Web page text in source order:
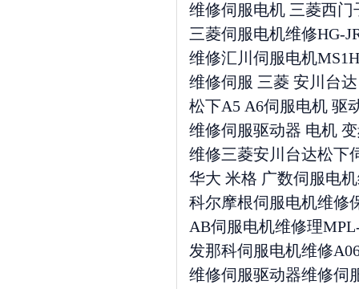
维修伺服电机 三菱西
三菱伺服电机维修HG-
维修汇川伺服电机
维修伺服 三菱 安川台
松下A5 A6伺服电机 驱
维修伺服驱动器 电机
维修三菱安川台达松下
华大 米格 广数伺服电
科尔摩根伺服电机维修
AB伺服电机维修理
发那科伺服电机维修
维修伺服驱动器维修伺